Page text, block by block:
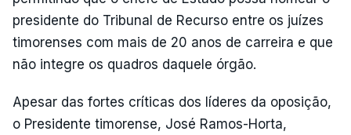
presidente do Tribunal de Recurso entre os juízes
timorenses com mais de 20 anos de carreira e que
não integre os quadros daquele órgão.
Apesar das fortes críticas dos líderes da oposição,
o Presidente timorense, José Ramos-Horta,